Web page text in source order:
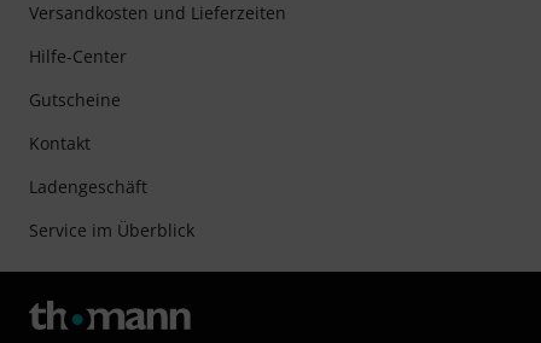
Versandkosten und Lieferzeiten
Hilfe-Center
Gutscheine
Kontakt
Ladengeschäft
Service im Überblick